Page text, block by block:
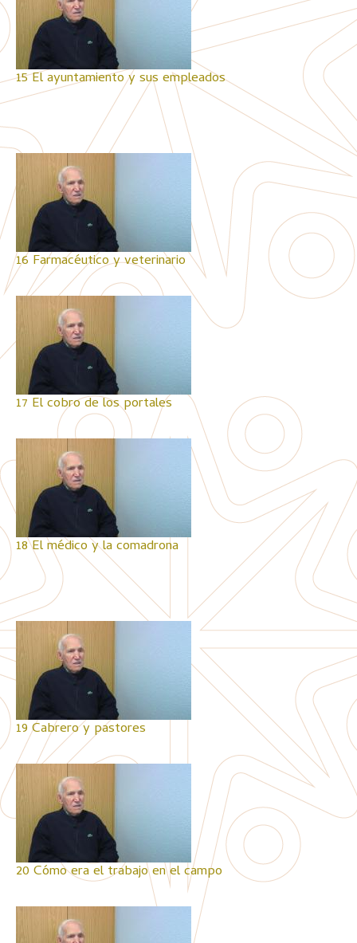
15 El ayuntamiento y sus empleados
16 Farmacéutico y veterinario
17 El cobro de los portales
18 El médico y la comadrona
19 Cabrero y pastores
20 Cómo era el trabajo en el campo